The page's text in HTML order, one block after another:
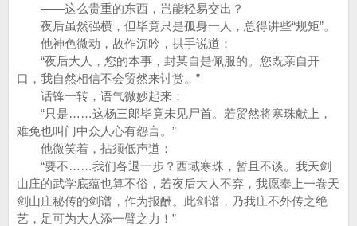
——这么贵重的东西，岂能轻易交出？
夜后虽然强横，但毕竟只是孤身一人，总得讲些“规矩”。
他神色微动，故作沉吟，拱手说道：
“夜后大人，您的本事，封某自是佩服的。您既亲自开
口，我自然相信不会贸然来讨赏。”
话锋一转，语气微妙起来：
“只是……这杨三郎毕竟未见尸首。若贸然将寒珠献上，
难免也叫门中众人心有怨言。”
他微笑着，拈须低声道：
“要不……我们各退一步？西域寒珠，暂且不谈。我天剑
山庄的武学底蕴也算不俗，若夜后大人不弃，我愿奉上一卷天
剑山庄秘传的剑谱，作为报酬。此剑谱，乃我庄不外传之绝
艺，足可为大人添一臂之力！”